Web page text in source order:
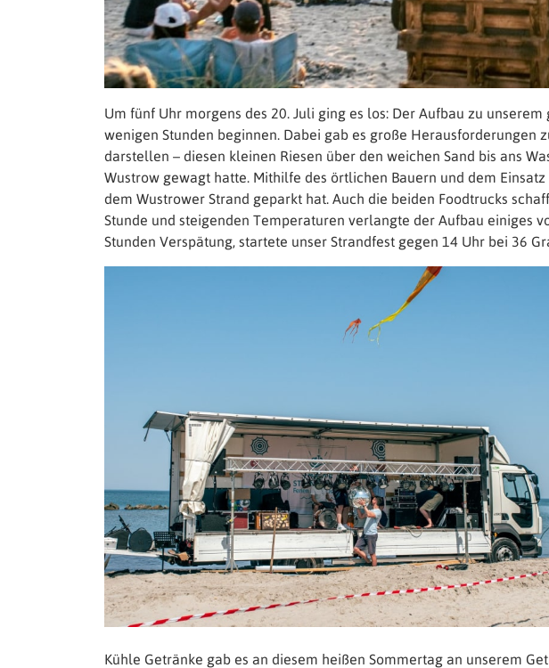
Um fünf Uhr morgens des 20. Juli ging es los: Der Aufbau zu
wenigen Stunden beginnen. Dabei gab es große Herausforderungen
darstellen – diesen kleinen Riesen über den weichen Sand bis ans
Wustrow gewagt hatte. Mithilfe des örtlichen Bauern und dem
dem Wustrower Strand geparkt hat. Auch die beiden Foodtrucks
Stunde und steigenden Temperaturen verlangte der Aufbau einiges
Stunden Verspätung, startete unser Strandfest gegen 14 Uhr bei 36
Kühle Getränke gab es an diesem heißen Sommertag an unserem